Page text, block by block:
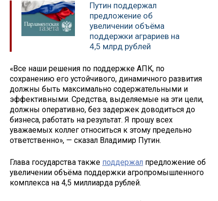
Путин поддержал
предложение об
увеличении объёма
поддержки аграриев на
4,5 млрд рублей
«Все наши решения по поддержке АПК, по
сохранению его устойчивого, динамичного развития
должны быть максимально содержательными и
эффективными. Средства, выделяемые на эти цели,
должны оперативно, без задержек доводиться до
бизнеса, работать на результат. Я прошу всех
уважаемых коллег относиться к этому предельно
ответственно», — сказал Владимир Путин.
Глава государства также поддержал предложение об
увеличении объёма поддержки агропромышленного
комплекса на 4,5 миллиарда рублей.